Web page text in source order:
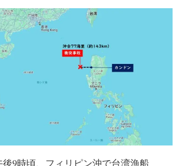
後9時頃、フィリピン沖で台湾漁船